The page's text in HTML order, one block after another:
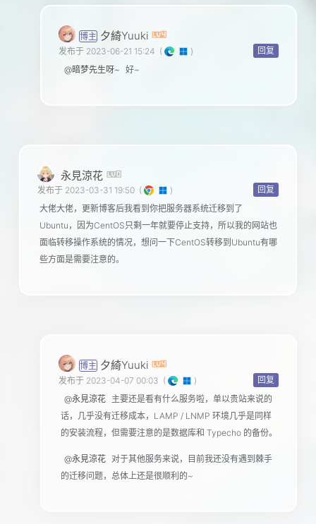
博主 夕綺Yuuki
回复
发布于 2023-06-21 15:24 (
)
@暗梦先生呀~ 好~
永見涼花
回复
发布于 2023-03-31 19:50 (
)
大佬大佬，更新博客后我看到你把服务器系统迁移到了
Ubuntu，因为CentOS只剩一年就要停止支持，所以我的网站也
面临转移操作系统的情况，想问一下CentOS转移到Ubuntu有哪
些方面是需要注意的。
博主 夕綺Yuuki
回复
发布于 2023-04-07 00:03 (
)
@永見涼花 主要还是看有什么服务啦，单以贵站来说的
话，几乎没有迁移成本，LAMP / LNMP 环境几乎是同样
的安装流程，但需要注意的是数据库和 Typecho 的备份。
@永見涼花 对于其他服务来说，目前我还没有遇到棘手
的迁移问题，总体上还是很顺利的~